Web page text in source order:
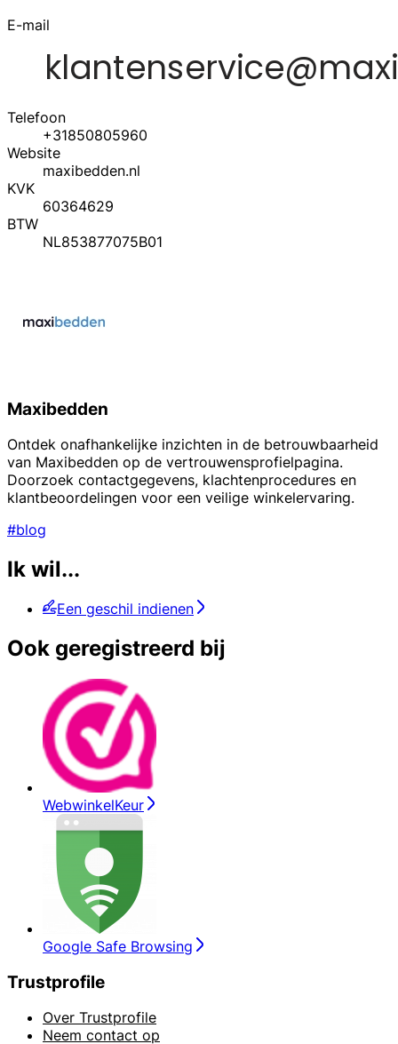
E-mail
Telefoon
+31850805960
Website
maxibedden.nl
KVK
60364629
BTW
NL853877075B01
Maxibedden
Ontdek onafhankelijke inzichten in de betrouwbaarheid
van Maxibedden op de vertrouwensprofielpagina.
Doorzoek contactgegevens, klachtenprocedures en
klantbeoordelingen voor een veilige winkelervaring.
#blog
Ik wil...
Een geschil indienen
Ook geregistreerd bij
WebwinkelKeur
Google Safe Browsing
Trustprofile
Over Trustprofile
Neem contact op